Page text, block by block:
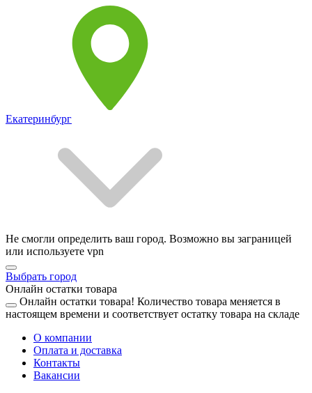
Екатеринбург
Не смогли определить ваш город. Возможно вы заграницей
или используете vpn
Выбрать город
Онлайн остатки товара
Онлайн остатки товара! Количество товара меняется в
настоящем времени и соответствует остатку товара на складе
О компании
Оплата и доставка
Контакты
Вакансии